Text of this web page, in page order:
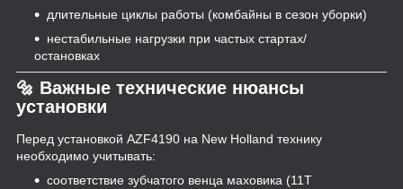
длительные циклы работы (комбайны в сезон уборки)
нестабильные нагрузки при частых стартах/
остановках
🔩 Важные технические нюансы
установки
Перед установкой AZF4190 на New Holland технику
необходимо учитывать:
соответствие зубчатого венца маховика (11T